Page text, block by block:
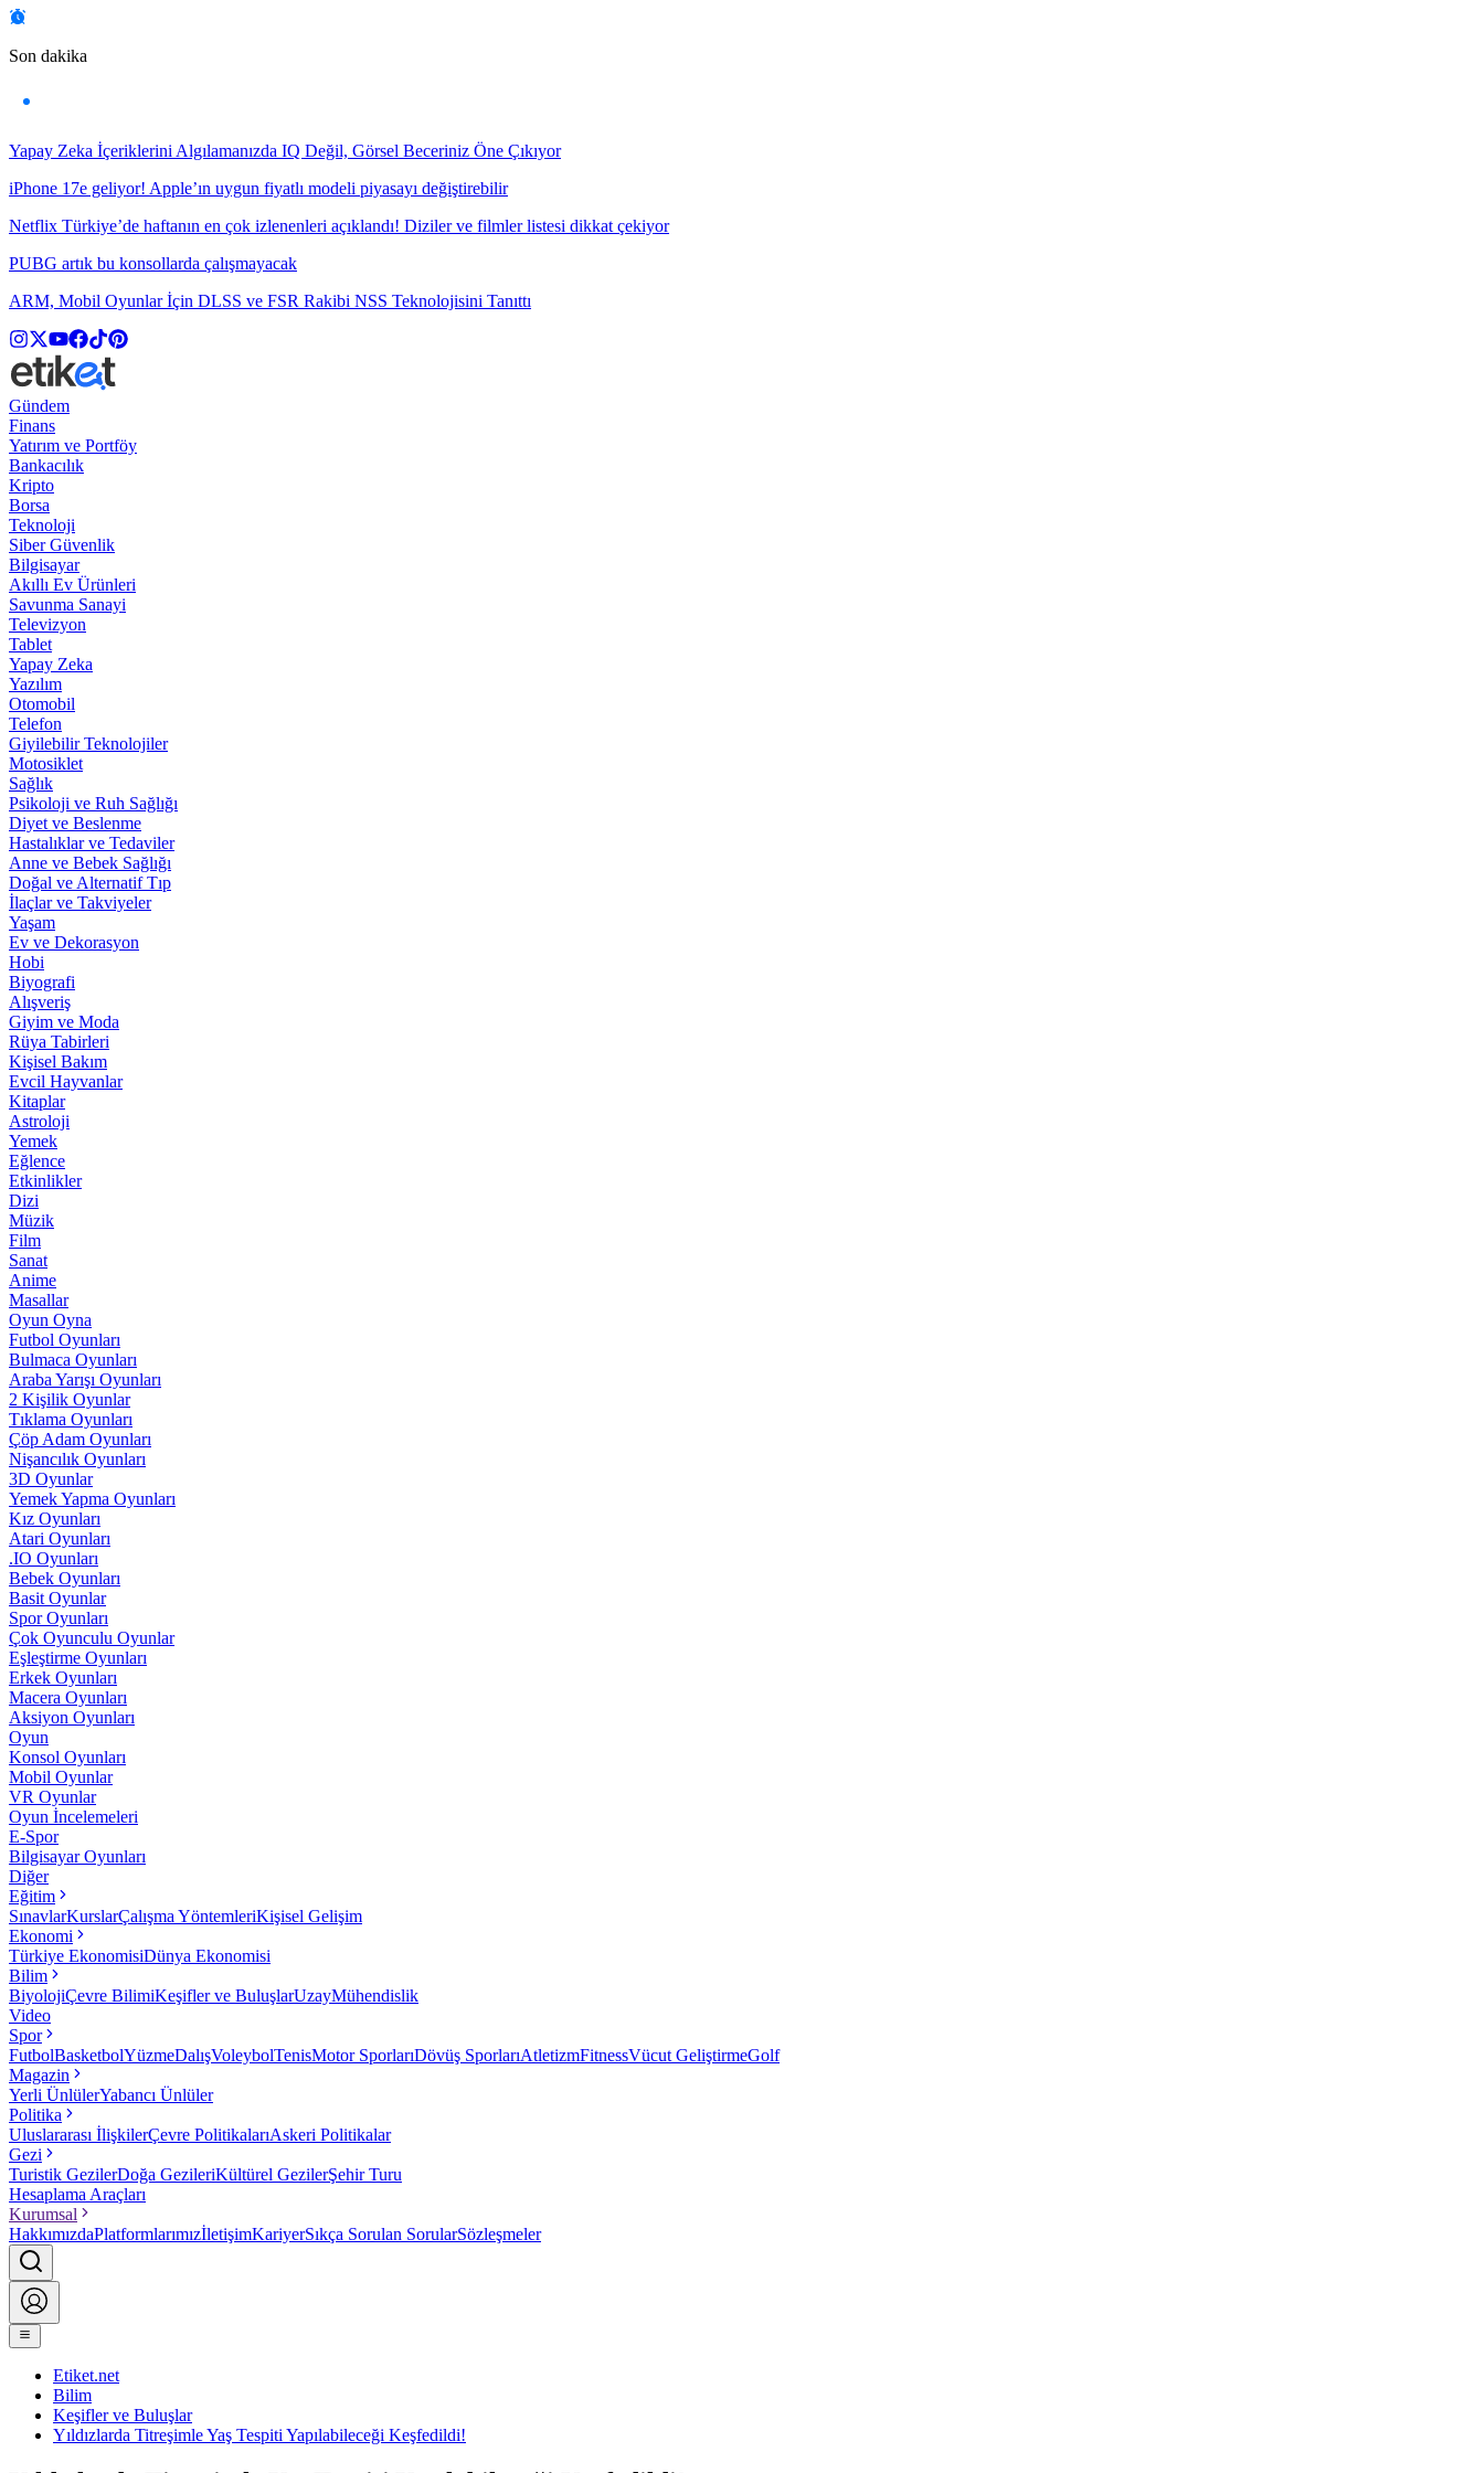
Son dakika
Yapay Zeka İçeriklerini Algılamanızda IQ Değil, Görsel Beceriniz Öne Çıkıyor
iPhone 17e geliyor! Apple’ın uygun fiyatlı modeli piyasayı değiştirebilir
Netflix Türkiye’de haftanın en çok izlenenleri açıklandı! Diziler ve filmler listesi dikkat çekiyor
PUBG artık bu konsollarda çalışmayacak
ARM, Mobil Oyunlar İçin DLSS ve FSR Rakibi NSS Teknolojisini Tanıttı
Gündem
Finans
Yatırım ve Portföy
Bankacılık
Kripto
Borsa
Teknoloji
Siber Güvenlik
Bilgisayar
Akıllı Ev Ürünleri
Savunma Sanayi
Televizyon
Tablet
Yapay Zeka
Yazılım
Otomobil
Telefon
Giyilebilir Teknolojiler
Motosiklet
Sağlık
Psikoloji ve Ruh Sağlığı
Diyet ve Beslenme
Hastalıklar ve Tedaviler
Anne ve Bebek Sağlığı
Doğal ve Alternatif Tıp
İlaçlar ve Takviyeler
Yaşam
Ev ve Dekorasyon
Hobi
Biyografi
Alışveriş
Giyim ve Moda
Rüya Tabirleri
Kişisel Bakım
Evcil Hayvanlar
Kitaplar
Astroloji
Yemek
Eğlence
Etkinlikler
Dizi
Müzik
Film
Sanat
Anime
Masallar
Oyun Oyna
Futbol Oyunları
Bulmaca Oyunları
Araba Yarışı Oyunları
2 Kişilik Oyunlar
Tıklama Oyunları
Çöp Adam Oyunları
Nişancılık Oyunları
3D Oyunlar
Yemek Yapma Oyunları
Kız Oyunları
Atari Oyunları
.IO Oyunları
Bebek Oyunları
Basit Oyunlar
Spor Oyunları
Çok Oyunculu Oyunlar
Eşleştirme Oyunları
Erkek Oyunları
Macera Oyunları
Aksiyon Oyunları
Oyun
Konsol Oyunları
Mobil Oyunlar
VR Oyunlar
Oyun İncelemeleri
E-Spor
Bilgisayar Oyunları
Diğer
Eğitim
SınavlarKurslarÇalışma YöntemleriKişisel Gelişim
Ekonomi
Türkiye EkonomisiDünya Ekonomisi
Bilim
BiyolojiÇevre BilimiKeşifler ve BuluşlarUzayMühendislik
Video
Spor
FutbolBasketbolYüzmeDalışVoleybolTenisMotor SporlarıDövüş SporlarıAtletizmFitnessVücut GeliştirmeGolf
Magazin
Yerli ÜnlülerYabancı Ünlüler
Politika
Uluslararası İlişkilerÇevre PolitikalarıAskeri Politikalar
Gezi
Turistik GezilerDoğa GezileriKültürel GezilerŞehir Turu
Hesaplama Araçları
Kurumsal
HakkımızdaPlatformlarımızİletişimKariyerSıkça Sorulan SorularSözleşmeler
Etiket.net
Bilim
Keşifler ve Buluşlar
Yıldızlarda Titreşimle Yaş Tespiti Yapılabileceği Keşfedildi!